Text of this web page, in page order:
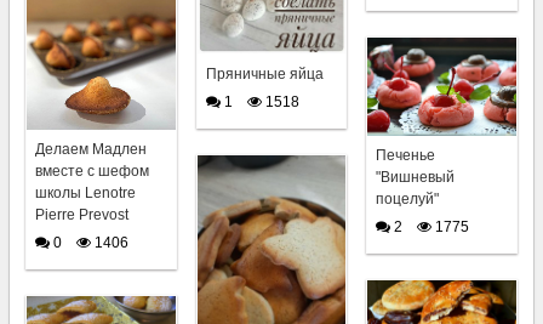
Пряничные яйца
1
1518
Делаем Мадлен
вместе с шефом
школы Lenotre
Pierre Prevost
0
1406
Печенье
"Вишневый
поцелуй"
2
1775